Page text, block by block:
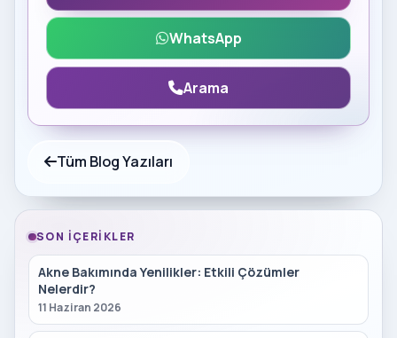
WhatsApp
Arama
Tüm Blog Yazıları
SON İÇERIKLER
Akne Bakımında Yenilikler: Etkili Çözümler
Nelerdir?
11 Haziran 2026